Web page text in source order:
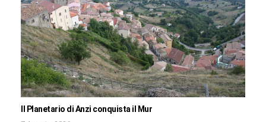
Il Planetario di Anzi conquista il Mur